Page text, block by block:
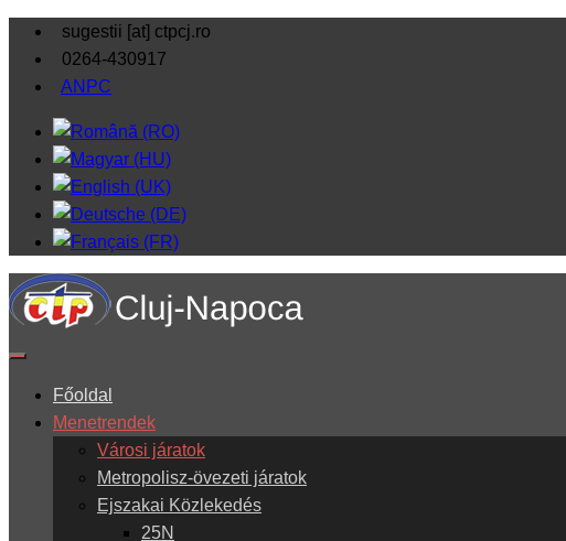
sugestii [at] ctpcj.ro
0264-430917
ANPC
Főoldal
Menetrendek
Városi járatok
Metropolisz-övezeti járatok
Ejszakai Közlekedés
25N